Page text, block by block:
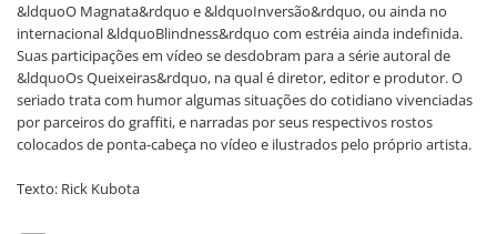
&ldquoO Magnata&rdquo e &ldquoInversão&rdquo, ou ainda no
internacional &ldquoBlindness&rdquo com estréia ainda indefinida.
Suas participações em vídeo se desdobram para a série autoral de
&ldquoOs Queixeiras&rdquo, na qual é diretor, editor e produtor. O
seriado trata com humor algumas situações do cotidiano vivenciadas
por parceiros do graffiti, e narradas por seus respectivos rostos
colocados de ponta-cabeça no vídeo e ilustrados pelo próprio artista.
Texto: Rick Kubota